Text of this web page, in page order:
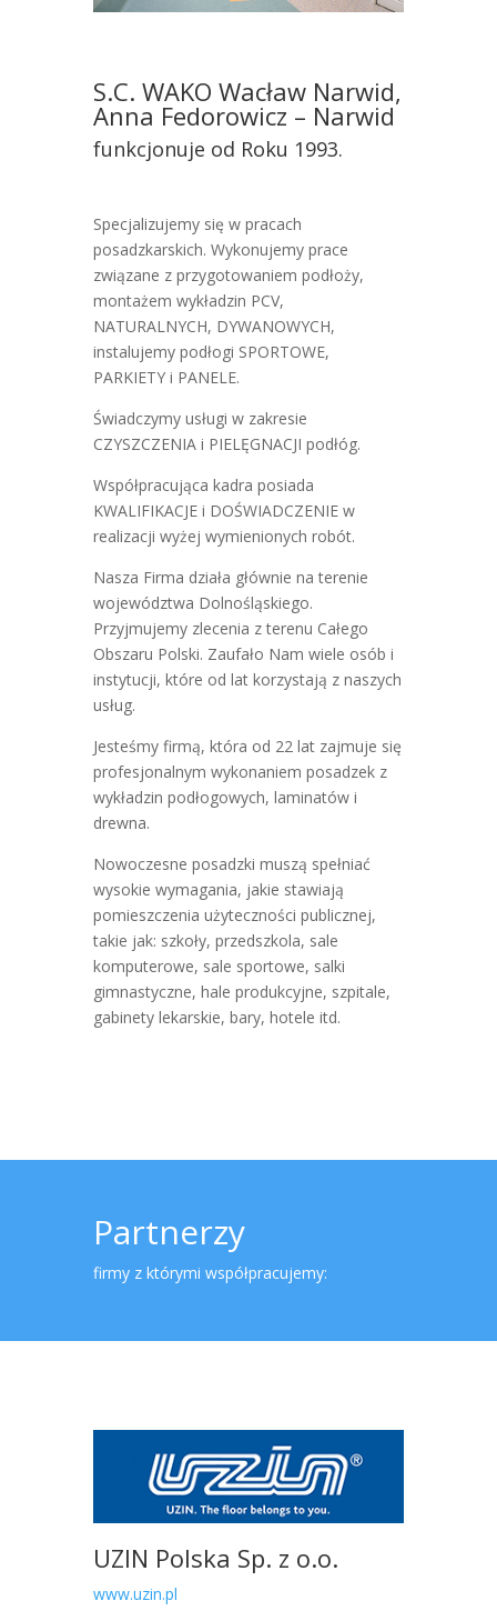
S.C. WAKO Wacław Narwid,
Anna Fedorowicz – Narwid
funkcjonuje od Roku 1993.
Specjalizujemy się w pracach
posadzkarskich. Wykonujemy prace
związane z przygotowaniem podłoży,
montażem wykładzin PCV,
NATURALNYCH, DYWANOWYCH,
instalujemy podłogi SPORTOWE,
PARKIETY i PANELE.
Świadczymy usługi w zakresie
CZYSZCZENIA i PIELĘGNACJI podłóg.
Współpracująca kadra posiada
KWALIFIKACJE i DOŚWIADCZENIE w
realizacji wyżej wymienionych robót.
Nasza Firma działa głównie na terenie
województwa Dolnośląskiego.
Przyjmujemy zlecenia z terenu Całego
Obszaru Polski. Zaufało Nam wiele osób i
instytucji, które od lat korzystają z naszych
usług.
Jesteśmy firmą, która od 22 lat zajmuje się
profesjonalnym wykonaniem posadzek z
wykładzin podłogowych, laminatów i
drewna.
Nowoczesne posadzki muszą spełniać
wysokie wymagania, jakie stawiają
pomieszczenia użyteczności publicznej,
takie jak: szkoły, przedszkola, sale
komputerowe, sale sportowe, salki
gimnastyczne, hale produkcyjne, szpitale,
gabinety lekarskie, bary, hotele itd.
Partnerzy
firmy z którymi współpracujemy:
UZIN Polska Sp. z o.o.
www.uzin.pl